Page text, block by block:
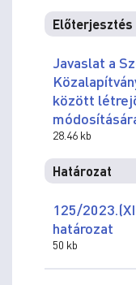
Előterjesztés
Javaslat a
között
28.46 kb
Határozat
125/
határozat
50 kb